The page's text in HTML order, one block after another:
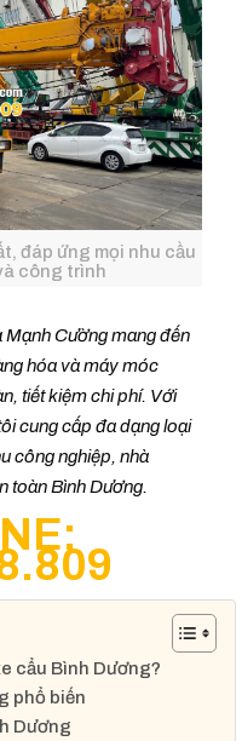
đáp ứng mọi nhu cầu
công trình
Cường mang đến
hóa và máy móc
tiết kiệm chi phí. Với
cung cấp đa dạng loại
công nghiệp, nhà
toàn Bình Dương.
cẩu Bình Dương?
phổ biến
Dương